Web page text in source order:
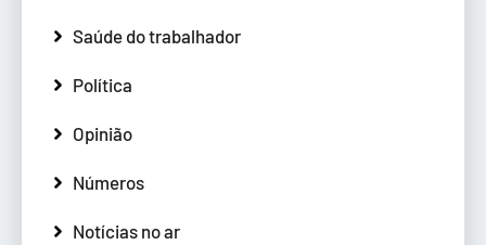
Saúde do trabalhador
Política
Opinião
Números
Notícias no ar